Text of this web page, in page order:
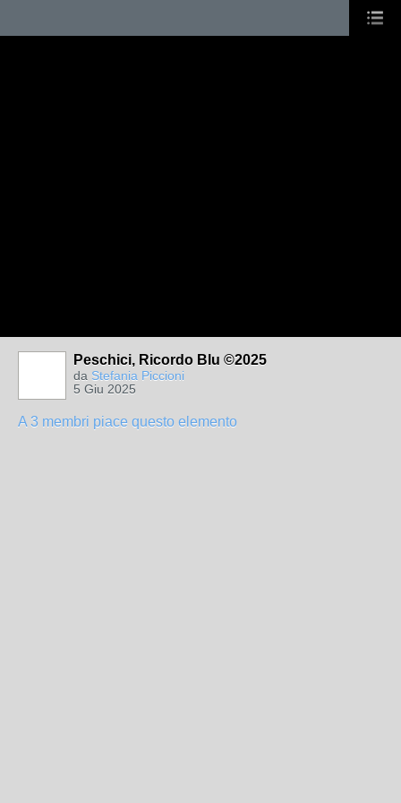
Peschici, Ricordo Blu ©2025
da Stefania Piccioni
5 Giu 2025
A 3 membri piace questo elemento